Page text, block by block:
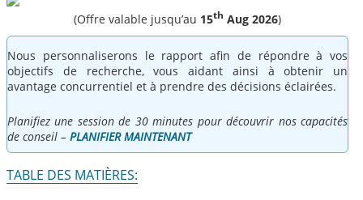
(Offre valable jusqu’au 15th Aug 2026)
Nous personnaliserons le rapport afin de répondre à vos
objectifs de recherche, vous aidant ainsi à obtenir un
avantage concurrentiel et à prendre des décisions éclairées.
Planifiez une session de 30 minutes pour découvrir nos capacités
de conseil – PLANIFIER MAINTENANT
TABLE DES MATIÈRES: